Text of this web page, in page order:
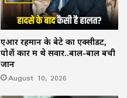
एआर रहमान के बेटे का एक्सीडेंट,
पोर्शे कार में थे सवार..बाल-बाल बची
जान
August 10, 2026